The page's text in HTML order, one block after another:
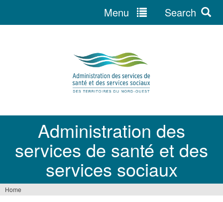
Administration des
services de santé et des
services sociaux
Menu Search
Home